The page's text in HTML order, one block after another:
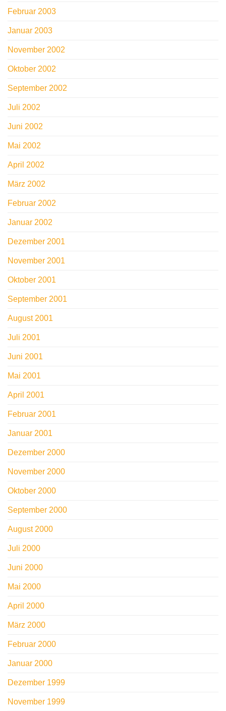
Februar 2003
Januar 2003
November 2002
Oktober 2002
September 2002
Juli 2002
Juni 2002
Mai 2002
April 2002
März 2002
Februar 2002
Januar 2002
Dezember 2001
November 2001
Oktober 2001
September 2001
August 2001
Juli 2001
Juni 2001
Mai 2001
April 2001
Februar 2001
Januar 2001
Dezember 2000
November 2000
Oktober 2000
September 2000
August 2000
Juli 2000
Juni 2000
Mai 2000
April 2000
März 2000
Februar 2000
Januar 2000
Dezember 1999
November 1999